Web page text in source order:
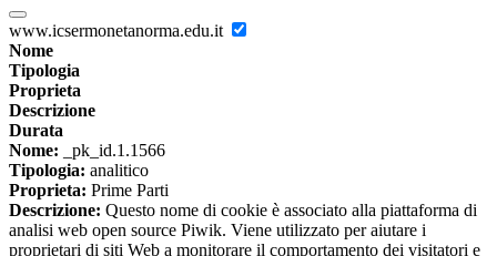
www.icsermonetanorma.edu.it
Nome
Tipologia
Proprieta
Descrizione
Durata
Nome: _pk_id.1.1566
Tipologia: analitico
Proprieta: Prime Parti
Descrizione: Questo nome di cookie è associato alla piattaforma di
analisi web open source Piwik. Viene utilizzato per aiutare i
proprietari di siti Web a monitorare il comportamento dei visitatori e